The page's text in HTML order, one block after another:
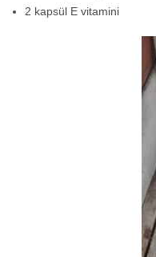
2 kapsül E vitamini